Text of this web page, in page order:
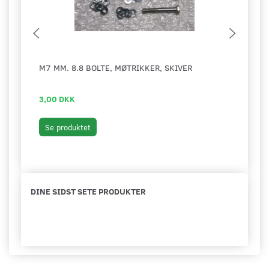
M7 MM. 8.8 BOLTE, MØTRIKKER, SKIVER
3,00 DKK
Se produktet
DINE SIDST SETE PRODUKTER